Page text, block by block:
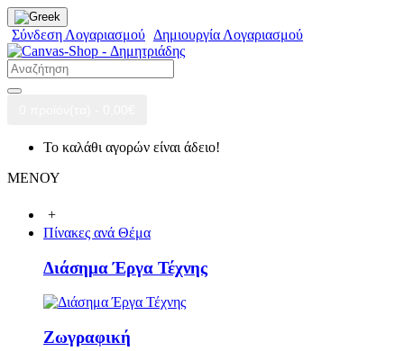
Σύνδεση Λογαριασμού Δημιουργία Λογαριασμού
Το καλάθι αγορών είναι άδειο!
ΜΕΝΟΥ
+
Πίνακες ανά Θέμα
Διάσημα Έργα Τέχνης
Ζωγραφική